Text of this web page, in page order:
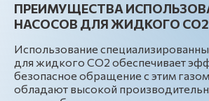
ПРЕИМУЩЕСТВА
НАСОСОВ ДЛЯ ЖИДКОГО СО2
Использование
для жидкого СО2 обеспечивает
безопасное обращение с этим
обладают высокой